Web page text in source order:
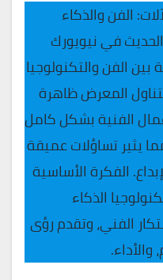
الفن والذكاء
في نيويورك
الفن والتكنولوجيا
المعرض ظاهرة
الفنية بشكل كامل
يثير تساؤلات عميقة
الفكرة الأساسية
الذكاء
الفني، وتقدم رؤى